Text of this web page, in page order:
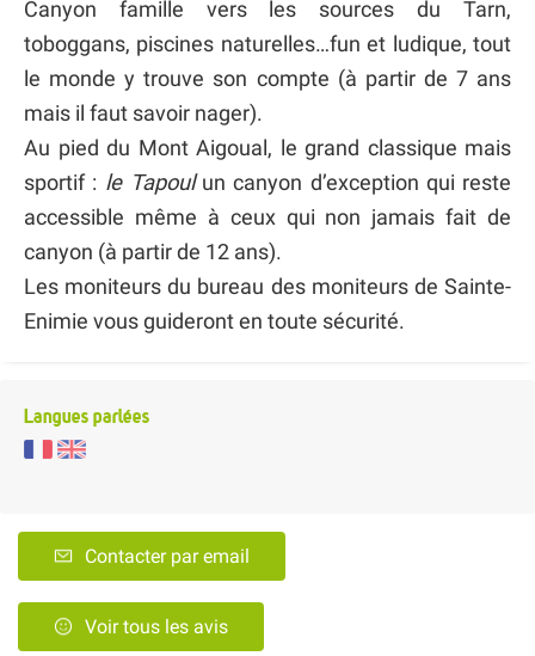
Canyon famille vers les sources du Tarn,
toboggans, piscines naturelles…fun et ludique, tout
le monde y trouve son compte (à partir de 7 ans
mais il faut savoir nager).
Au pied du Mont Aigoual, le grand classique mais
sportif : le Tapoulun canyon d’exception qui reste
accessible même à ceux qui non jamais fait de
canyon (à partir de 12 ans).
Les moniteurs du bureau des moniteurs de Sainte-
Enimie vous guideront en toute sécurité.
Langues parlées
Contacter par email
Voir tous les avis